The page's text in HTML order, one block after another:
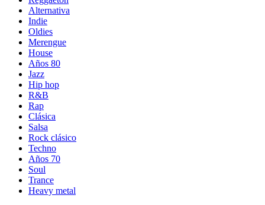
Alternativa
Indie
Oldies
Merengue
House
Años 80
Jazz
Hip hop
R&B
Rap
Clásica
Salsa
Rock clásico
Techno
Años 70
Soul
Trance
Heavy metal